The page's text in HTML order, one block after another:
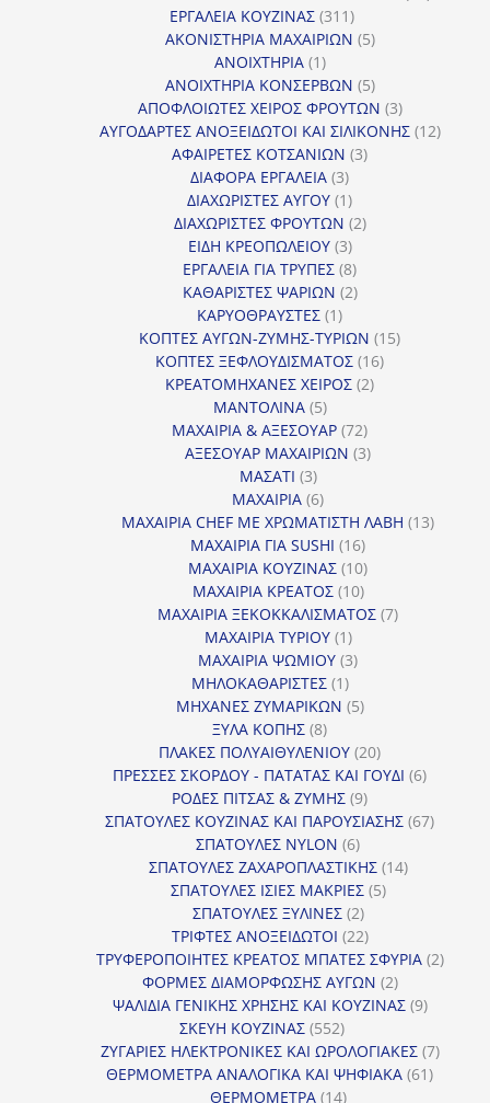
ΕΡΓΑΛΕΙΑ ΚΟΥΖΙΝΑΣ 311311
προϊόντα
ΑΚΟΝΙΣΤΗΡΙΑ ΜΑΧΑΙΡΙΩΝ 55
ΑΝΟΙΧΤΗΡΙΑ 11
προϊόν
ΑΝΟΙΧΤΗΡΙΑ ΚΟΝΣΕΡΒΩΝ 55
προϊόντα
ΑΠΟΦΛΟΙΩΤΕΣ ΧΕΙΡΟΣ ΦΡΟΥΤΩΝ 33
προϊόντα
ΑΥΓΟΔΑΡΤΕΣ ΑΝΟΞΕΙΔΩΤΟΙ ΚΑΙ ΣΙΛΙΚΟΝΗΣ 1212
ΑΦΑΙΡΕΤΕΣ ΚΟΤΣΑΝΙΩΝ 33
ΔΙΑΦΟΡΑ ΕΡΓΑΛΕΙΑ 33
προϊόντα
ΔΙΑΧΩΡΙΣΤΕΣ ΑΥΓΟΥ 11
προϊόν
ΔΙΑΧΩΡΙΣΤΕΣ ΦΡΟΥΤΩΝ 22
ΕΙΔΗ ΚΡΕΟΠΩΛΕΙΟΥ 33
προϊόντα
ΕΡΓΑΛΕΙΑ ΓΙΑ ΤΡΥΠΕΣ 88
προϊόντα
ΚΑΘΑΡΙΣΤΕΣ ΨΑΡΙΩΝ 22
ΚΑΡΥΟΘΡΑΥΣΤΕΣ 11
προϊόν
ΚΟΠΤΕΣ ΑΥΓΩΝ-ΖΥΜΗΣ-ΤΥΡΙΩΝ 1515
ΚΟΠΤΕΣ ΞΕΦΛΟΥΔΙΣΜΑΤΟΣ 1616
ΚΡΕΑΤΟΜΗΧΑΝΕΣ ΧΕΙΡΟΣ 22
ΜΑΝΤΟΛΙΝΑ 55
προϊόντα
ΜΑΧΑΙΡΙΑ & ΑΞΕΣΟΥΑΡ 7272
προϊόντα
ΑΞΕΣΟΥΑΡ ΜΑΧΑΙΡΙΩΝ 33
ΜΑΣΑΤΙ 33
προϊόντα
ΜΑΧΑΙΡΙΑ 66
προϊόντα
ΜΑΧΑΙΡΙΑ CHEF ΜΕ ΧΡΩΜΑΤΙΣΤΗ ΛΑΒΗ 1313
ΜΑΧΑΙΡΙΑ ΓΙΑ SUSHI 1616
προϊόντα
ΜΑΧΑΙΡΙΑ ΚΟΥΖΙΝΑΣ 1010
προϊόντα
ΜΑΧΑΙΡΙΑ ΚΡΕΑΤΟΣ 1010
προϊόντα
ΜΑΧΑΙΡΙΑ ΞΕΚΟΚΚΑΛΙΣΜΑΤΟΣ 77
ΜΑΧΑΙΡΙΑ ΤΥΡΙΟΥ 11
προϊόν
ΜΑΧΑΙΡΙΑ ΨΩΜΙΟΥ 33
ΜΗΛΟΚΑΘΑΡΙΣΤΕΣ 11
προϊόν
ΜΗΧΑΝΕΣ ΖΥΜΑΡΙΚΩΝ 55
ΞΥΛΑ ΚΟΠΗΣ 88
προϊόντα
ΠΛΑΚΕΣ ΠΟΛΥΑΙΘΥΛΕΝΙΟΥ 2020
προϊόντα
ΠΡΕΣΣΕΣ ΣΚΟΡΔΟΥ - ΠΑΤΑΤΑΣ ΚΑΙ ΓΟΥΔΙ 66
ΡΟΔΕΣ ΠΙΤΣΑΣ & ΖΥΜΗΣ 99
προϊόντα
ΣΠΑΤΟΥΛΕΣ ΚΟΥΖΙΝΑΣ ΚΑΙ ΠΑΡΟΥΣΙΑΣΗΣ 6767
ΣΠΑΤΟΥΛΕΣ NYLON 66
προϊόντα
ΣΠΑΤΟΥΛΕΣ ΖΑΧΑΡΟΠΛΑΣΤΙΚΗΣ 1414
ΣΠΑΤΟΥΛΕΣ ΙΣΙΕΣ ΜΑΚΡΙΕΣ 55
ΣΠΑΤΟΥΛΕΣ ΞΥΛΙΝΕΣ 22
προϊόντα
ΤΡΙΦΤΕΣ ΑΝΟΞΕΙΔΩΤΟΙ 2222
προϊόντα
ΤΡΥΦΕΡΟΠΟΙΗΤΕΣ ΚΡΕΑΤΟΣ ΜΠΑΤΕΣ ΣΦΥΡΙΑ 22
ΦΟΡΜΕΣ ΔΙΑΜΟΡΦΩΣΗΣ ΑΥΓΩΝ 22
προϊόντα
ΨΑΛΙΔΙΑ ΓΕΝΙΚΗΣ ΧΡΗΣΗΣ ΚΑΙ ΚΟΥΖΙΝΑΣ 99
ΣΚΕΥΗ ΚΟΥΖΙΝΑΣ 552552
προϊόντα
ΖΥΓΑΡΙΕΣ ΗΛΕΚΤΡΟΝΙΚΕΣ ΚΑΙ ΩΡΟΛΟΓΙΑΚΕΣ 77
ΘΕΡΜΟΜΕΤΡΑ ΑΝΑΛΟΓΙΚΑ ΚΑΙ ΨΗΦΙΑΚΑ 6161
ΘΕΡΜΟΜΕΤΡΑ 1414